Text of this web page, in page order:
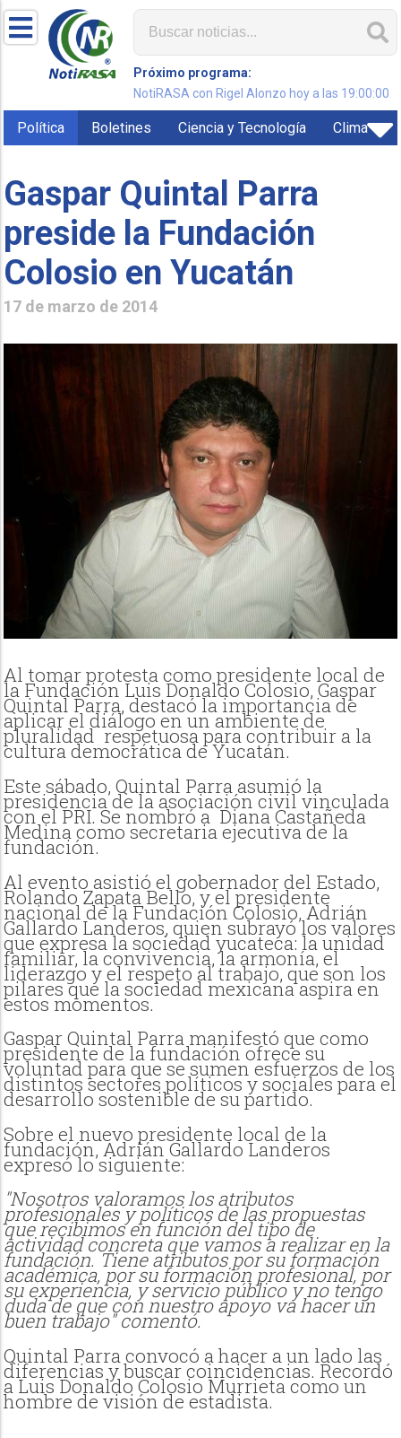
Próximo programa:
NotiRASA con Rigel Alonzo hoy a las 19:00:00
Política Boletines Ciencia y Tecnología Clima
Gaspar Quintal Parra
preside la Fundación
Colosio en Yucatán
17 de marzo de 2014
Al tomar protesta como presidente local de
la Fundación Luis Donaldo Colosio, Gaspar
Quintal Parra, destacó la importancia de
aplicar el diálogo en un ambiente de
pluralidad respetuosa para contribuir a la
cultura democrática de Yucatán.
Este sábado, Quintal Parra asumió la
presidencia de la asociación civil vinculada
con el PRI. Se nombró a Diana Castañeda
Medina como secretaria ejecutiva de la
fundación.
Al evento asistió el gobernador del Estado,
Rolando Zapata Bello, y el presidente
nacional de la Fundación Colosio, Adrián
Gallardo Landeros, quien subrayó los valores
que expresa la sociedad yucateca: la unidad
familiar, la convivencia, la armonía, el
liderazgo y el respeto al trabajo, que son los
pilares que la sociedad mexicana aspira en
estos momentos.
Gaspar Quintal Parra manifestó que como
presidente de la fundación ofrece su
voluntad para que se sumen esfuerzos de los
distintos sectores políticos y sociales para el
desarrollo sostenible de su partido.
Sobre el nuevo presidente local de la
fundación, Adrián Gallardo Landeros
expresó lo siguiente:
"Nosotros valoramos los atributos
profesionales y políticos de las propuestas
que recibimos en función del tipo de
actividad concreta que vamos a realizar en la
fundación. Tiene atributos por su formación
académica, por su formación profesional, por
su experiencia, y servicio público y no tengo
duda de que con nuestro apoyo va hacer un
buen trabajo" comentó.
Quintal Parra convocó a hacer a un lado las
diferencias y buscar coincidencias. Recordó
a Luis Donaldo Colosio Murrieta como un
hombre de visión de estadista.